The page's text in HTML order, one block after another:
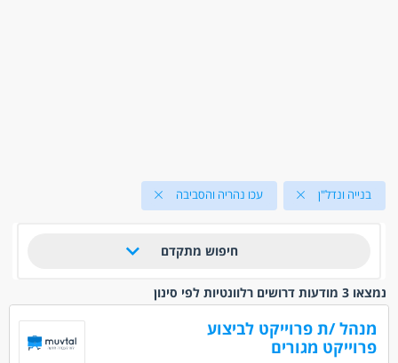
בנייה ונדל"ן עכו נהריה והסביבה
חיפוש מתקדם
נמצאו 3 מודעות דרושים רלוונטיות לפי סינון
מנהל /ת פרוייקט לביצוע
פרוייקט מגורים